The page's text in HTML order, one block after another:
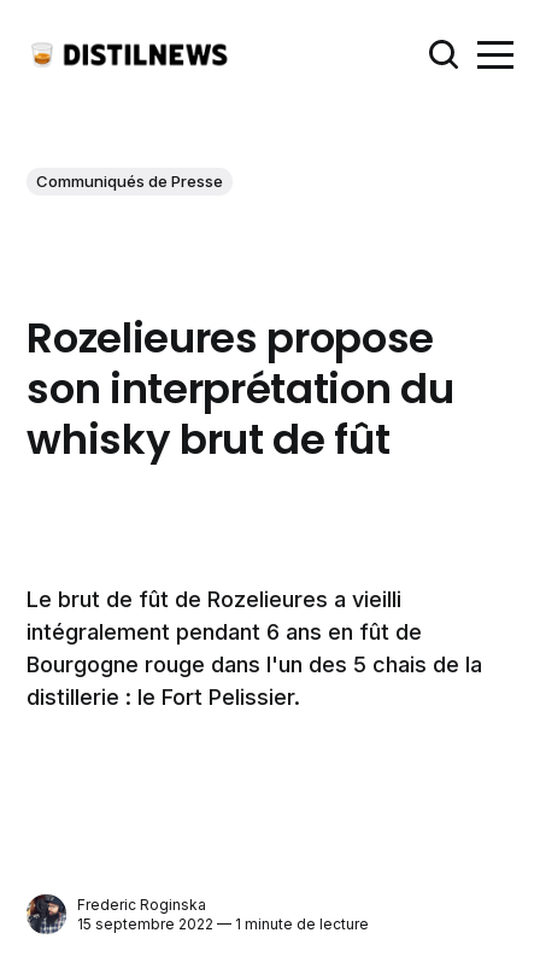
Communiqués de Presse
Rozelieures propose
son interprétation du
whisky brut de fût
Le brut de fût de Rozelieures a vieilli
intégralement pendant 6 ans en fût de
Bourgogne rouge dans l'un des 5 chais de la
distillerie : le Fort Pelissier.
Frederic Roginska
15 septembre 2022 — 1 minute de lecture